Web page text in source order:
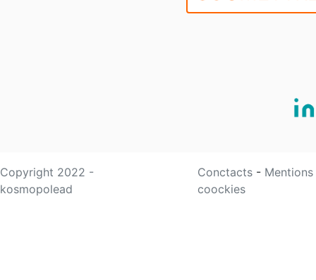
Copyright 2022 -
kosmopolead
Conctacts -
coockies